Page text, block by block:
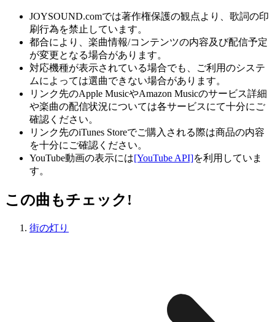
JOYSOUND.comでは著作権保護の観点より、歌詞の印
刷行為を禁止しています。
都合により、楽曲情報/コンテンツの内容及び配信予定
が変更となる場合があります。
対応機種が表示されている場合でも、ご利用のシステ
ムによっては選曲できない場合があります。
リンク先のApple MusicやAmazon Musicのサービス詳細
や楽曲の配信状況については各サービスにて十分にご
確認ください。
リンク先のiTunes Storeでご購入される際は商品の内容
を十分にご確認ください。
YouTube動画の表示には[YouTube API]を利用していま
す。
この曲もチェック!
街の灯り